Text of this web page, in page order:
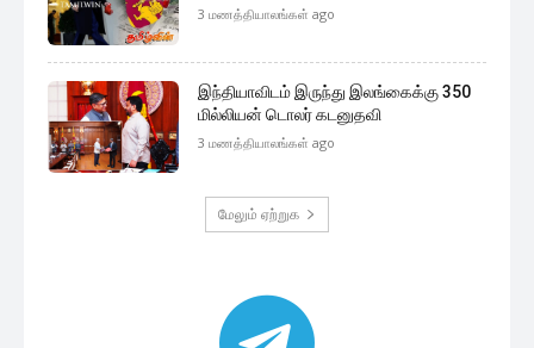
3 மணத்தியாலங்கள் ago
இந்தியாவிடம் இருந்து இலங்கைக்கு 350
மில்லியன் டொலர் கடனுதவி
3 மணத்தியாலங்கள் ago
மேலும் ஏற்றுக